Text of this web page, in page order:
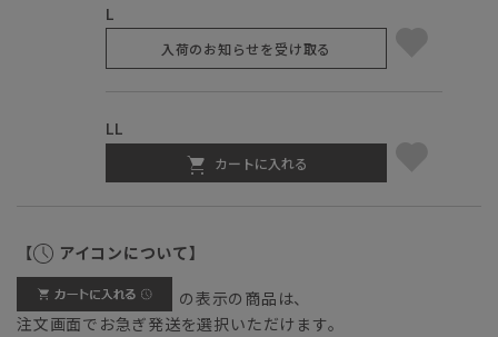
L
入荷のお知らせを受け取る
LL
カートに入れる
【 アイコンについて】
の表示の商品は、
注文画面でお急ぎ発送を選択いただけます。